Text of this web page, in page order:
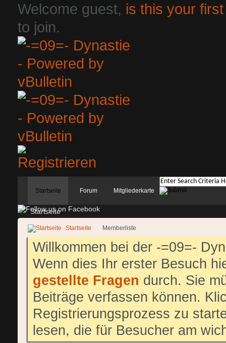
Welcome guest, is this your
to join.
Startseite
Startseite
Forum Mitgliederkarte
Startseite Memberliste
Willkommen bei der -=09=-
Wenn dies Ihr erster Besuch
gestellte Fragen durch. Sie
Beiträge verfassen können.
Registrierungsprozess zu
lesen, die für Besucher am